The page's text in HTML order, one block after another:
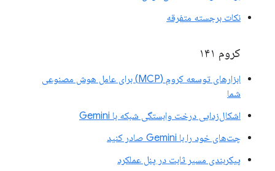
نکات برجسته متفرقه
کروم ۱۴۱
ابزارهای توسعه کروم (MCP) برای عامل هوش مصنوعی
شما
اشکال‌زدایی درخت وابستگی شبکه با Gemini
چت‌های خود را با Gemini صادر کنید
پیکربندی مسیر ثابت در پنل عملکرد